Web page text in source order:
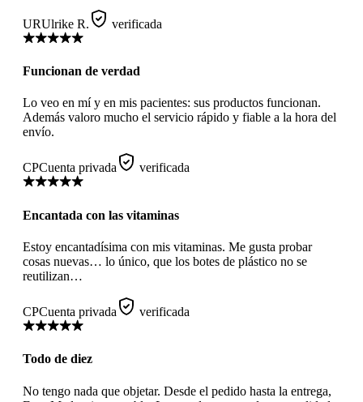
URUlrike R. verificada
Funcionan de verdad
Lo veo en mí y en mis pacientes: sus productos funcionan.
Además valoro mucho el servicio rápido y fiable a la hora del
envío.
CPCuenta privada verificada
Encantada con las vitaminas
Estoy encantadísima con mis vitaminas. Me gusta probar
cosas nuevas… lo único, que los botes de plástico no se
reutilizan…
CPCuenta privada verificada
Todo de diez
No tengo nada que objetar. Desde el pedido hasta la entrega,